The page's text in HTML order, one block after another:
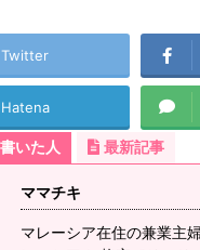
Twitter
Hatena
いた人 最新記事
ママチキ
マレーシア在住の兼業主